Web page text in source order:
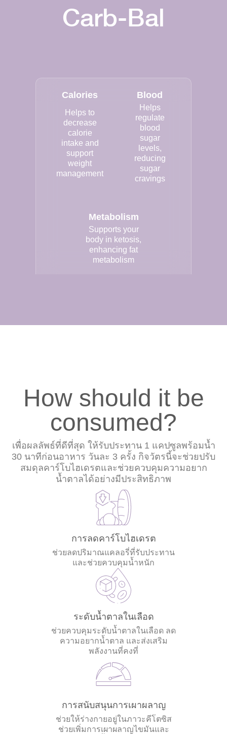
Carb-Bal
Calories
Helps to
decrease
calorie
intake and
support
weight
management
Blood
Helps
regulate
blood
sugar
levels,
reducing
sugar
cravings
Metabolism
Supports your
body in ketosis,
enhancing fat
metabolism
How should it be
consumed?
เพื่อผลลัพธ์ที่ดีที่สุด ให้รับประทาน 1 แคปซูลพร้อมน้ำ
30 นาทีก่อนอาหาร วันละ 3 ครั้ง กิจวัตรนี้จะช่วยปรับ
สมดุลคาร์โบไฮเดรตและช่วยควบคุมความอยาก
น้ำตาลได้อย่างมีประสิทธิภาพ
การลดคาร์โบไฮเดรต
ช่วยลดปริมาณแคลอรี่ที่รับประทาน
และช่วยควบคุมน้ำหนัก
ระดับน้ำตาลในเลือด
ช่วยควบคุมระดับน้ำตาลในเลือด ลด
ความอยากน้ำตาล และส่งเสริม
พลังงานที่คงที่
การสนับสนุนการเผาผลาญ
ช่วยให้ร่างกายอยู่ในภาวะคีโตซิส
ช่วยเพิ่มการเผาผลาญไขมันและ